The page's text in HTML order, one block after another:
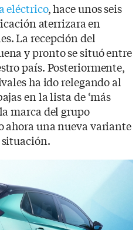
eléctrico, hace unos seis
aterrizara en
La recepción del
y pronto se situó entre
país. Posteriormente,
ha ido relegando al
en la lista de ‘más
marca del grupo
una nueva variante